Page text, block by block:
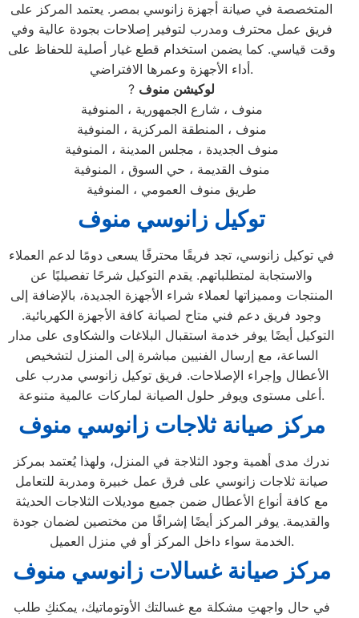
المتخصصة في صيانة أجهزة زانوسي بمصر. يعتمد المركز على
فريق عمل محترف ومدرب لتوفير إصلاحات بجودة عالية وفي
وقت قياسي. كما يضمن استخدام قطع غيار أصلية للحفاظ على
أداء الأجهزة وعمرها الافتراضي.
? لوكيشن منوف
منوف ، شارع الجمهورية ، المنوفية
منوف ، المنطقة المركزية ، المنوفية
منوف الجديدة ، مجلس المدينة ، المنوفية
منوف القديمة ، حي السوق ، المنوفية
طريق منوف العمومي ، المنوفية
توكيل زانوسي منوف
في توكيل زانوسي، تجد فريقًا محترفًا يسعى دومًا لدعم العملاء
والاستجابة لمتطلباتهم. يقدم التوكيل شرحًا تفصيليًا عن
المنتجات ومميزاتها لعملاء شراء الأجهزة الجديدة، بالإضافة إلى
وجود فريق دعم فني متاح لصيانة كافة الأجهزة الكهربائية.
التوكيل أيضًا يوفر خدمة استقبال البلاغات والشكاوى على مدار
الساعة، مع إرسال الفنيين مباشرة إلى المنزل لتشخيص
الأعطال وإجراء الإصلاحات. فريق توكيل زانوسي مدرب على
أعلى مستوى ويوفر حلول الصيانة لماركات عالمية متنوعة.
مركز صيانة ثلاجات زانوسي منوف
ندرك مدى أهمية وجود الثلاجة في المنزل، ولهذا يُعتمد بمركز
صيانة ثلاجات زانوسي على فرق عمل خبيرة ومدربة للتعامل
مع كافة أنواع الأعطال ضمن جميع موديلات الثلاجات الحديثة
والقديمة. يوفر المركز أيضًا إشرافًا من مختصين لضمان جودة
الخدمة سواء داخل المركز أو في منزل العميل.
مركز صيانة غسالات زانوسي منوف
في حال واجهتِ مشكلة مع غسالتك الأوتوماتيك، يمكنكِ طلب